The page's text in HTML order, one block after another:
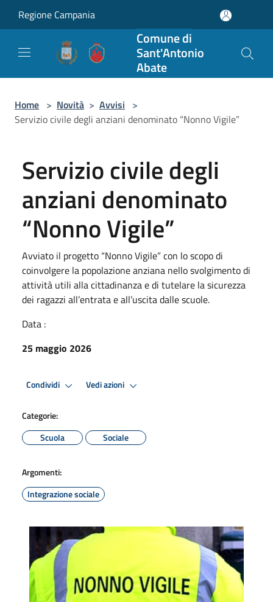
Regione Campania
Comune di
Sant'Antonio
Abate
Home > Novità > Avvisi >
Servizio civile degli anziani denominato “Nonno Vigile”
Servizio civile degli
anziani denominato
“Nonno Vigile”
Avviato il progetto “Nonno Vigile” con lo scopo di
coinvolgere la popolazione anziana nello svolgimento di
attività utili alla cittadinanza e di tutelare la sicurezza
dei ragazzi all’entrata e all’uscita dalle scuole.
Data :
25 maggio 2026
Condividi Vedi azioni
Categorie:
Scuola
Sociale
Argomenti:
Integrazione sociale